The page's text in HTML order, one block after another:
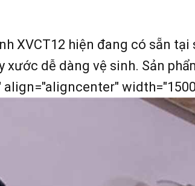
XVCT12 hiện đang có sẵn
dễ dàng vệ sinh. Sản